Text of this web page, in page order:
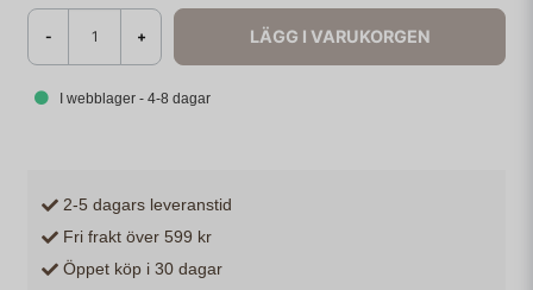
- + LÄGG I VARUKORGEN
I webblager - 4-8 dagar
2-5 dagars leveranstid
Fri frakt över 599 kr
Öppet köp i 30 dagar